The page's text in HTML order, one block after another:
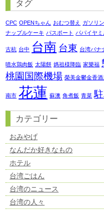
タグ
CPC OPENちゃん おむつ替え ガソリン
ナップルケーキ パスポート パパイヤミ
古杭 台中 台南 台東 台湾バナ
噴水鶏肉飯 太陽餅 媽祖様降臨 家樂福
桃園国際機場 榮美金鬱金香酒
南市 花蓮 蘇澳 角煮飯 青菜
カテゴリー
おみやげ
なんだか好きなもの
ホテル
台湾ごはん
台湾のニュース
台湾の人々